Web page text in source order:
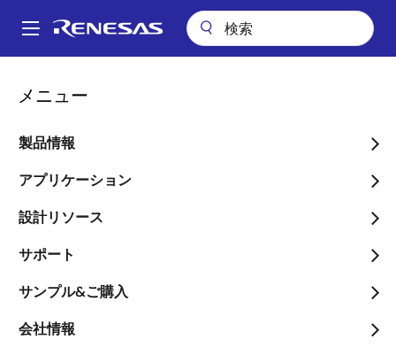
ン
Main
メニュー
製品情報
アプリケーション
設計リソース
サポート
サンプル&ご購入
会社情報
パ
ン
く
ず
Enter a full or partial package number.